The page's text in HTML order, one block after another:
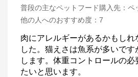
普段の主なペットフード購入先 ： ペ
他の人へのおすすめ度 ： 7
肉にアレルギーがあるかもしれ
した。猫えさは魚系が多いで
します。体重コントロールの
たいと思います。